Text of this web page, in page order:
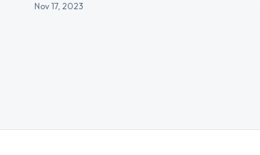
Nov 17, 2023